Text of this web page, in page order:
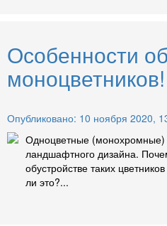
Особенности
моноцветников!
Опубликовано: 10 ноября 2020,
Одноцветные (монохромные)
ландшафтного дизайна.
обустройстве таких
ли это?...